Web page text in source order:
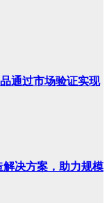
通过市场验证实现
决方案，助力规模